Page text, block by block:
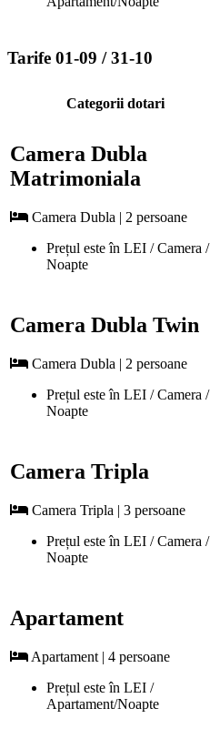
Tarife 01-09 / 31-10
Categorii dotari
Camera Dubla
Matrimoniala
Camera Dubla | 2 persoane
Prețul este în LEI / Camera /
Noapte
Camera Dubla Twin
Camera Dubla | 2 persoane
Prețul este în LEI / Camera /
Noapte
Camera Tripla
Camera Tripla | 3 persoane
Prețul este în LEI / Camera /
Noapte
Apartament
Apartament | 4 persoane
Prețul este în LEI /
Apartament/Noapte